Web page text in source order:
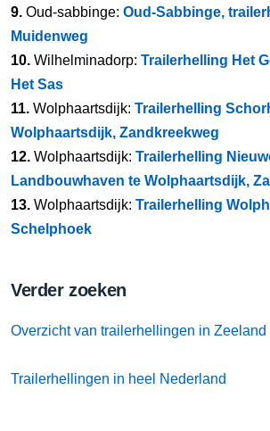
9. Oud-sabbinge: Oud-Sabbinge,
Muidenweg
10. Wilhelminadorp: Trailerhelling Het
Het Sas
11. Wolphaartsdijk: Trailerhelling
Wolphaartsdijk, Zandkreekweg
12. Wolphaartsdijk: Trailerhelling
Landbouwhaven te Wolphaartsdijk,
13. Wolphaartsdijk: Trailerhelling
Schelphoek
Verder zoeken
Overzicht van trailerhellingen in Zeeland
Trailerhellingen in heel Nederland